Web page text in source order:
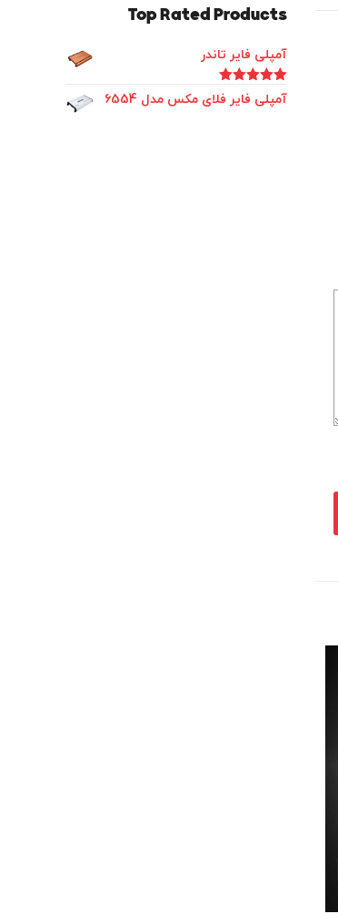
Top Rated Products
آمپلی فایر تاندر
امتیاز
5.00
از 5
آمپلی فایر فلای مکس مدل 6554